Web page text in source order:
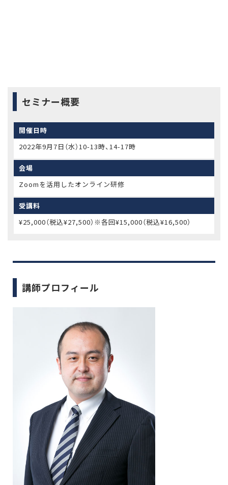
セミナー概要
開催日時
2022年9月7日（水）10-13時、14-17時
会場
Zoomを活用したオンライン研修
受講料
¥25,000（税込¥27,500）※各回¥15,000（税込¥16,500）
講師プロフィール